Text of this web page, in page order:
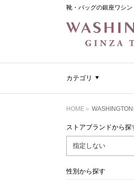
靴・バッグの銀座ワシ
カテゴリ
HOME
ストアブランドから探
性別から探す